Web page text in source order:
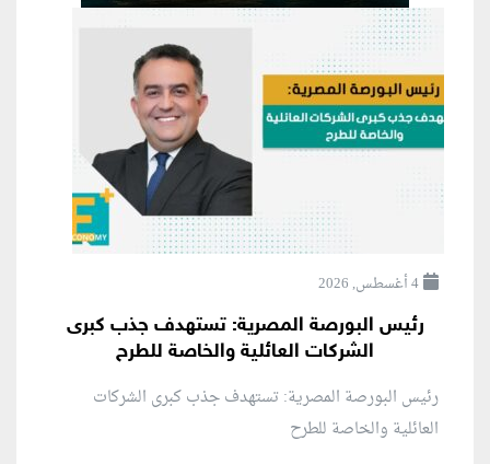
4 أغسطس, 2026
رئيس البورصة المصرية: تستهدف جذب كبرى
الشركات العائلية والخاصة للطرح
رئيس البورصة المصرية: تستهدف جذب كبرى الشركات
العائلية والخاصة للطرح